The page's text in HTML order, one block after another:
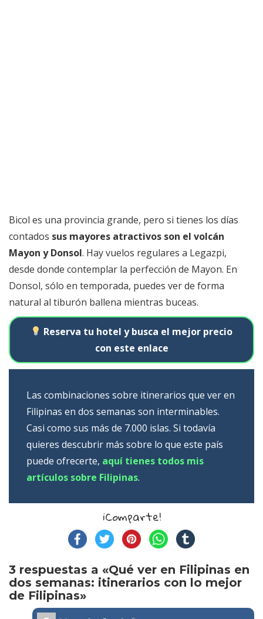
Bicol es una provincia grande, pero si tienes los días
contados sus mayores atractivos son el volcán
Mayon y Donsol. Hay vuelos regulares a Legazpi,
desde donde contemplar la perfección de Mayon. En
Donsol, sólo en temporada, puedes ver de forma
natural al tiburón ballena mientras buceas.
Reserva tu hotel y busca el mejor precio
con este enlace
Las combinaciones sobre itinerarios que ver en
Filipinas en dos semanas son interminables.
Casi como sus más de 7.000 islas. Si todavía
quieres descubrir más sobre lo que este país
puede ofrecerte, aquí tienes todos mis
artículos sobre Filipinas.
¡Comparte!
3 respuestas a «Qué ver en Filipinas en
dos semanas: itinerarios con lo mejor
de Filipinas»